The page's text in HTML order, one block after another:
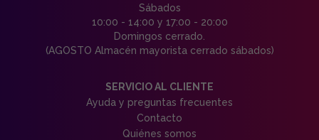
Sábados
10:00 - 14:00 y 17:00 - 20:00
Domingos cerrado.
(AGOSTO Almacén mayorista cerrado sábados)
SERVICIO AL CLIENTE
Ayuda y preguntas frecuentes
Contacto
Quiénes somos